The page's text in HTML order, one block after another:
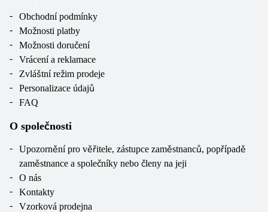
Obchodní podmínky
Možnosti platby
Možnosti doručení
Vrácení a reklamace
Zvláštní režim prodeje
Personalizace údajů
FAQ
O společnosti
Upozornění pro věřitele, zástupce zaměstnanců, popřípadě
zaměstnance a společníky nebo členy na jeji
O nás
Kontakty
Vzorková prodejna